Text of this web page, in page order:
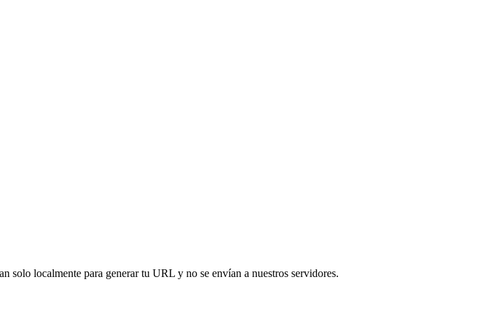
solo localmente para generar tu URL y no se envían a nuestros servidores.